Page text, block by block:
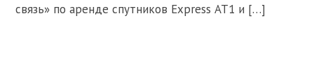
связь» по аренде спутников Express AT1 и […]